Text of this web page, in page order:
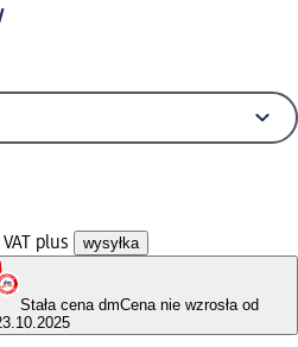
plus wysyłka
Stała cena dmCena nie wzrosła od